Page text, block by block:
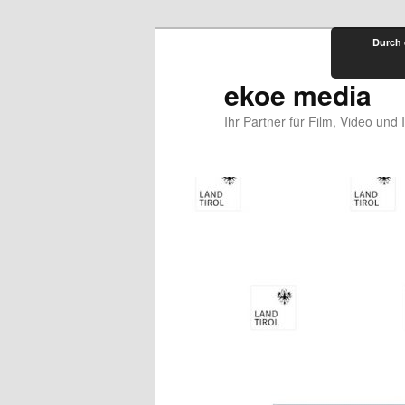
ekoe media
Ihr Partner für Film, Video und
Durch